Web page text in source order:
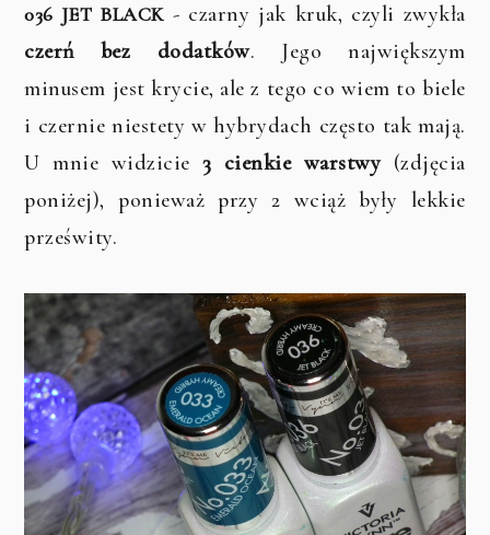
036 JET BLACK- czarny jak kruk, czyli zwykła
czerń bez dodatków. Jego największym
minusem jest krycie, ale z tego co wiem to biele
i czernie niestety w hybrydach często tak mają.
U mnie widzicie 3 cienkie warstwy(zdjęcia
poniżej), ponieważ przy 2 wciąż były lekkie
prześwity.